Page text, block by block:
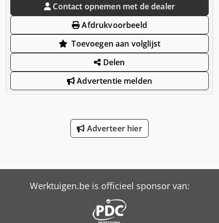
Contact opnemen met de dealer
Afdrukvoorbeeld
Toevoegen aan volglijst
Delen
Advertentie melden
Adverteer hier
Werktuigen.be is officieel sponsor van: